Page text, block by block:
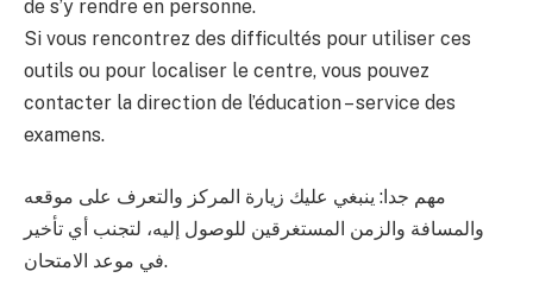
de s’y rendre en personne.
Si vous rencontrez des difficultés pour utiliser ces
outils ou pour localiser le centre, vous pouvez
contacter la direction de l’éducation – service des
examens.
مهم جدا: ينبغي عليك زيارة المركز والتعرف على موقعه
والمسافة والزمن المستغرقين للوصول إليه، لتجنب أي تأخير
في موعد الامتحان.